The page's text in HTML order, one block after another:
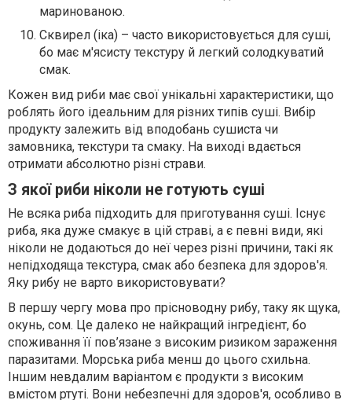
маринованою.
Сквирел (іка) – часто використовується для суші,
бо має м'ясисту текстуру й легкий солодкуватий
смак.
Кожен вид риби має свої унікальні характеристики, що
роблять його ідеальним для різних типів суші. Вибір
продукту залежить від вподобань сушиста чи
замовника, текстури та смаку. На виході вдається
отримати абсолютно різні страви.
З якої риби ніколи не готують суші
Не всяка риба підходить для приготування суші. Існує
риба, яка дуже смакує в цій страві, а є певні види, які
ніколи не додаються до неї через різні причини, такі як
непідходяща текстура, смак або безпека для здоров'я.
Яку рибу не варто використовувати?
В першу чергу мова про прісноводну рибу, таку як щука,
окунь, сом. Це далеко не найкращий інгредієнт, бо
споживання її пов’язане з високим ризиком зараження
паразитами. Морська риба менш до цього схильна.
Іншим невдалим варіантом є продукти з високим
вмістом ртуті. Вони небезпечні для здоров'я, особливо в